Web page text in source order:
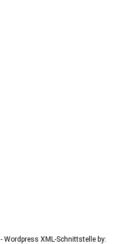
- Wordpress XML-Schnittstelle by: